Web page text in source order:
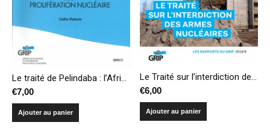
Le traité de Pelindaba : l’Afrique face aux défis de la prolifération nucléaire
€7,00
Ajouter au panier
Le Traité sur l’interdiction des armes nucléaires
€6,00
Ajouter au panier